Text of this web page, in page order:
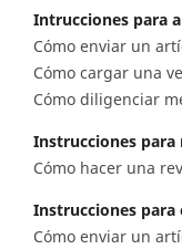
Intrucciones para
Cómo enviar un
Cómo cargar una
Cómo diligenciar
Instrucciones para
Cómo hacer una
Instrucciones para
Cómo enviar un